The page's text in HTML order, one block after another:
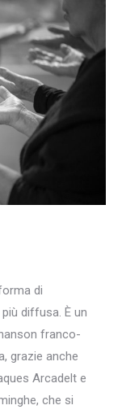
di
diffusa. È un
franco-
grazie anche
Arcadelt e
che si